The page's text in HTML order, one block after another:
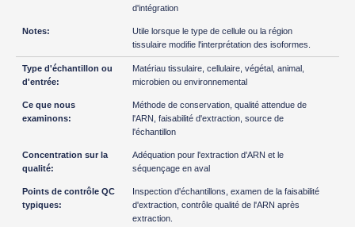
d'intégration
Utile lorsque le type de cellule ou la région
tissulaire modifie l'interprétation des isoformes.
Matériau tissulaire, cellulaire, végétal, animal,
microbien ou environnemental
Méthode de conservation, qualité attendue de
l'ARN, faisabilité d'extraction, source de
l'échantillon
Adéquation pour l'extraction d'ARN et le
séquençage en aval
Inspection d'échantillons, examen de la faisabilité
d'extraction, contrôle qualité de l'ARN après
extraction.